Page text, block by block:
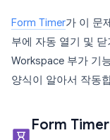
Form Timer가 이 문
부에 자동 열기 및
Workspace 부가 기
양식이 알아서 작동
Form